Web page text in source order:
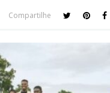
Compartilhe